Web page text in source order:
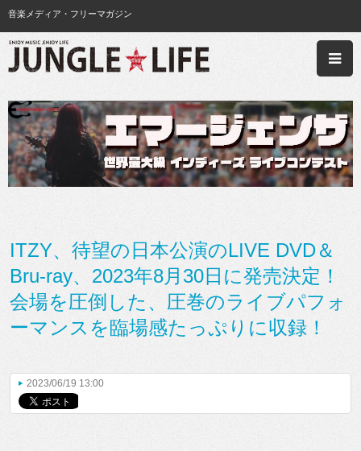
音楽メディア・フリーマガジン
ITZY、待望の日本公演のLIVE DVD＆
Bru-ray、2023年8月30日に発売決定！
会場を圧倒した、圧巻のライブパフォ
ーマンスを臨場感たっぷりに収録！
2023/06/19 13:00